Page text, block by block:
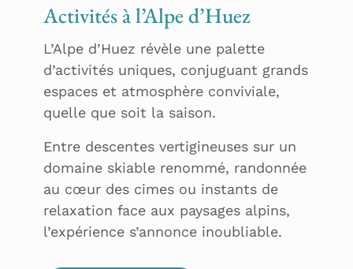
Dame des Neiges
Activités à l’Alpe d’Huez
L’Alpe d’Huez révèle une palette
d’activités uniques, conjuguant grands
espaces et atmosphère conviviale,
quelle que soit la saison.
Entre descentes vertigineuses sur un
domaine skiable renommé, randonnée
au cœur des cimes ou instants de
relaxation face aux paysages alpins,
l’expérience s’annonce inoubliable.